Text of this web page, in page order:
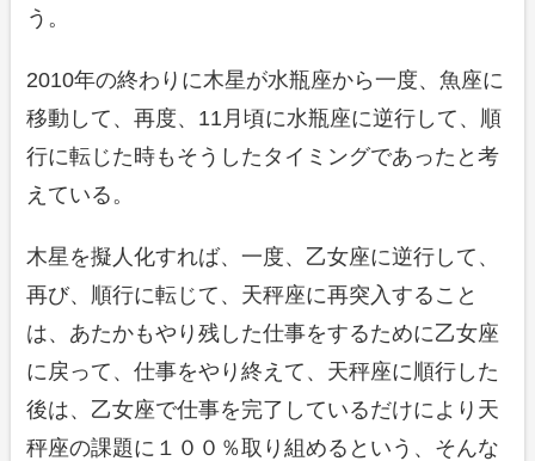
う。
2010年の終わりに木星が水瓶座から一度、魚座に
移動して、再度、11月頃に水瓶座に逆行して、順
行に転じた時もそうしたタイミングであったと考
えている。
木星を擬人化すれば、一度、乙女座に逆行して、
再び、順行に転じて、天秤座に再突入すること
は、あたかもやり残した仕事をするために乙女座
に戻って、仕事をやり終えて、天秤座に順行した
後は、乙女座で仕事を完了しているだけにより天
秤座の課題に１００％取り組めるという、そんな